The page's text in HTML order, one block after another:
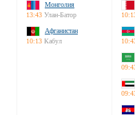
Монголия
13:43 Улан-Батор
Афганистан
10:13 Кабул